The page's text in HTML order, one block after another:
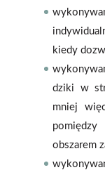
kiedy
dziki w
mniej
obszarem